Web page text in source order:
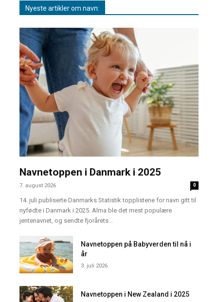
Nyeste artikler om navn:
Navnetoppen i Danmark i 2025
7. august 2026 0
14. juli publiserte Danmarks Statistik topplistene for navn gitt til
nyfødte i Danmark i 2025. Alma ble det mest populære
jentenavnet, og sendte fjorårets...
Navnetoppen på Babyverden til nå i
år
3. juli 2026
Navnetoppen i New Zealand i 2025